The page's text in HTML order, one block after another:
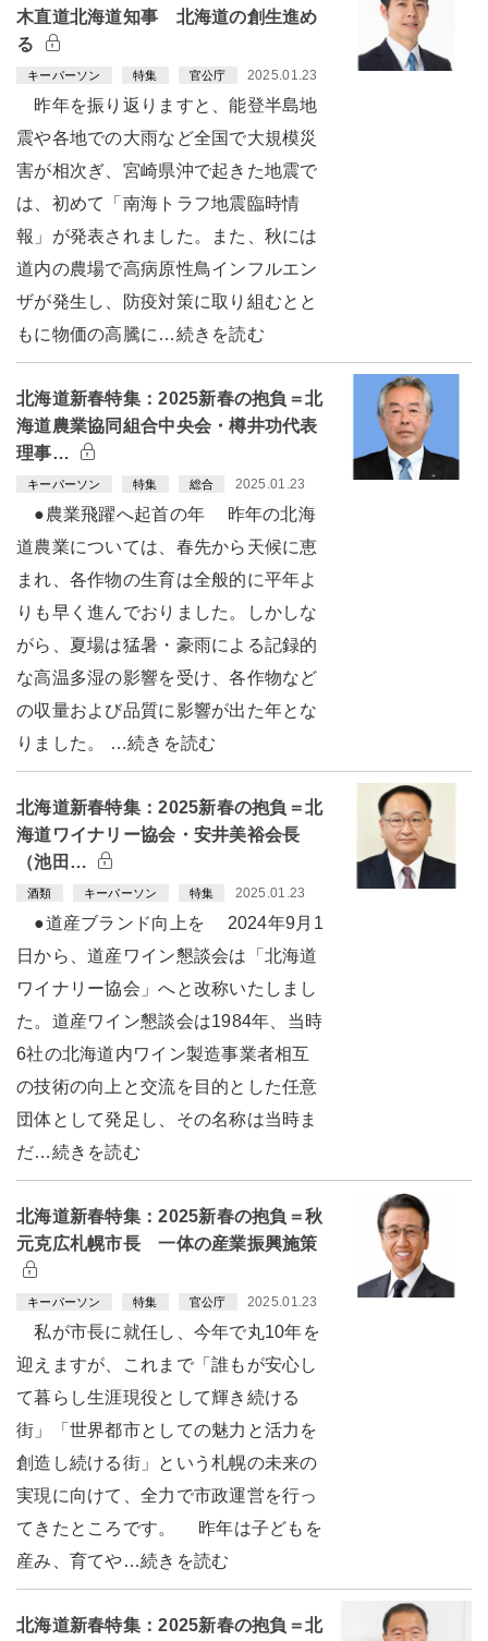
木直道北海道知事 北海道の創生進め
る
キーパーソン 特集 官公庁 2025.01.23
昨年を振り返りますと、能登半島地
震や各地での大雨など全国で大規模災
害が相次ぎ、宮崎県沖で起きた地震で
は、初めて「南海トラフ地震臨時情
報」が発表されました。また、秋には
道内の農場で高病原性鳥インフルエン
ザが発生し、防疫対策に取り組むとと
もに物価の高騰に…続きを読む
北海道新春特集：2025新春の抱負＝北
海道農業協同組合中央会・樽井功代表
理事…
キーパーソン 特集 総合 2025.01.23
●農業飛躍へ起首の年 昨年の北海
道農業については、春先から天候に恵
まれ、各作物の生育は全般的に平年よ
りも早く進んでおりました。しかしな
がら、夏場は猛暑・豪雨による記録的
な高温多湿の影響を受け、各作物など
の収量および品質に影響が出た年とな
りました。 …続きを読む
北海道新春特集：2025新春の抱負＝北
海道ワイナリー協会・安井美裕会長
（池田…
酒類 キーパーソン 特集 2025.01.23
●道産ブランド向上を 2024年9月1
日から、道産ワイン懇談会は「北海道
ワイナリー協会」へと改称いたしまし
た。道産ワイン懇談会は1984年、当時
6社の北海道内ワイン製造事業者相互
の技術の向上と交流を目的とした任意
団体として発足し、その名称は当時ま
だ…続きを読む
北海道新春特集：2025新春の抱負＝秋
元克広札幌市長 一体の産業振興施策
キーパーソン 特集 官公庁 2025.01.23
私が市長に就任し、今年で丸10年を
迎えますが、これまで「誰もが安心し
て暮らし生涯現役として輝き続ける
街」「世界都市としての魅力と活力を
創造し続ける街」という札幌の未来の
実現に向けて、全力で市政運営を行っ
てきたところです。 昨年は子どもを
産み、育てや…続きを読む
北海道新春特集：2025新春の抱負＝北